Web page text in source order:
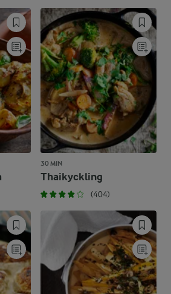
30 MIN
Thaikyckling
(404)